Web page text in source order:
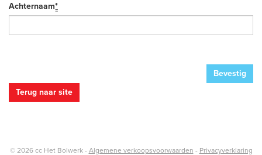
Achternaam*
Verplicht
Bevestig
Terug naar site
© 2026 cc Het Bolwerk - Algemene verkoopsvoorwaarden - Privacyverklaring